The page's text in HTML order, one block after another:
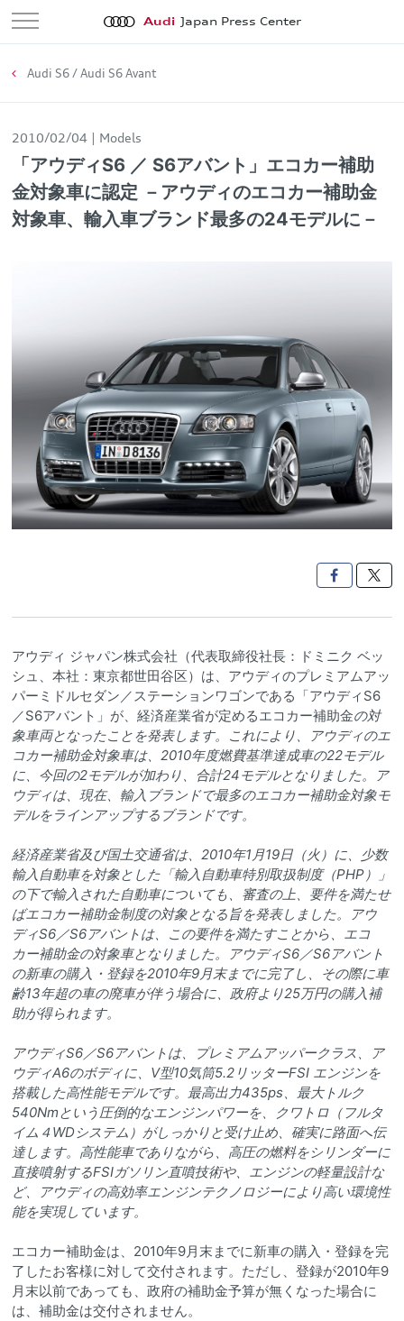
Audi Japan Press Center
Audi S6 / Audi S6 Avant
2010/02/04 Models
「アウディS6 ／ S6アバント」エコカー補助
金対象車に認定 －アウディのエコカー補助金
対象車、輸入車ブランド最多の24モデルに－

アウディ ジャパン株式会社（代表取締役社長：ドミニク ベッ
シュ、本社：東京都世田谷区）は、アウディのプレミアムアッ
パーミドルセダン／ステーションワゴンである「アウディS6
／S6アバント」が、経済産業省が定めるエコカー補助金の対
象車両となったことを発表します。これにより、アウディのエ
コカー補助金対象車は、2010年度燃費基準達成車の22モデル
に、今回の2モデルが加わり、合計24モデルとなりました。ア
ウディは、現在、輸入ブランドで最多のエコカー補助金対象モ
デルをラインアップするブランドです。
経済産業省及び国土交通省は、2010年1月19日（火）に、少数
輸入自動車を対象とした「輸入自動車特別取扱制度（PHP）」
の下で輸入された自動車についても、審査の上、要件を満たせ
ばエコカー補助金制度の対象となる旨を発表しました。アウ
ディS6／S6アバントは、この要件を満たすことから、エコ
カー補助金の対象車となりました。アウディS6／S6アバント
の新車の購入・登録を2010年9月末までに完了し、その際に車
齢13年超の車の廃車が伴う場合に、政府より25万円の購入補
助が得られます。
アウディS6／S6アバントは、プレミアムアッパークラス、ア
ウディA6のボディに、V型10気筒5.2リッターFSI エンジンを
搭載した高性能モデルです。最高出力435ps、最大トルク
540Nmという圧倒的なエンジンパワーを、クワトロ（フルタ
イム４WDシステム）がしっかりと受け止め、確実に路面へ伝
達します。高性能車でありながら、高圧の燃料をシリンダーに
直接噴射するFSIガソリン直噴技術や、エンジンの軽量設計な
ど、アウディの高効率エンジンテクノロジーにより高い環境性
能を実現しています。
エコカー補助金は、2010年9月末までに新車の購入・登録を完
了したお客様に対して交付されます。ただし、登録が2010年9
月末以前であっても、政府の補助金予算が無くなった場合に
は、補助金は交付されません。